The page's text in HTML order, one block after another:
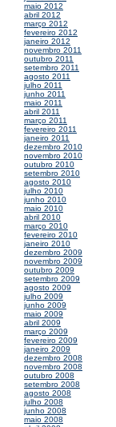
maio 2012
abril 2012
março 2012
fevereiro 2012
janeiro 2012
novembro 2011
outubro 2011
setembro 2011
agosto 2011
julho 2011
junho 2011
maio 2011
abril 2011
março 2011
fevereiro 2011
janeiro 2011
dezembro 2010
novembro 2010
outubro 2010
setembro 2010
agosto 2010
julho 2010
junho 2010
maio 2010
abril 2010
março 2010
fevereiro 2010
janeiro 2010
dezembro 2009
novembro 2009
outubro 2009
setembro 2009
agosto 2009
julho 2009
junho 2009
maio 2009
abril 2009
março 2009
fevereiro 2009
janeiro 2009
dezembro 2008
novembro 2008
outubro 2008
setembro 2008
agosto 2008
julho 2008
junho 2008
maio 2008